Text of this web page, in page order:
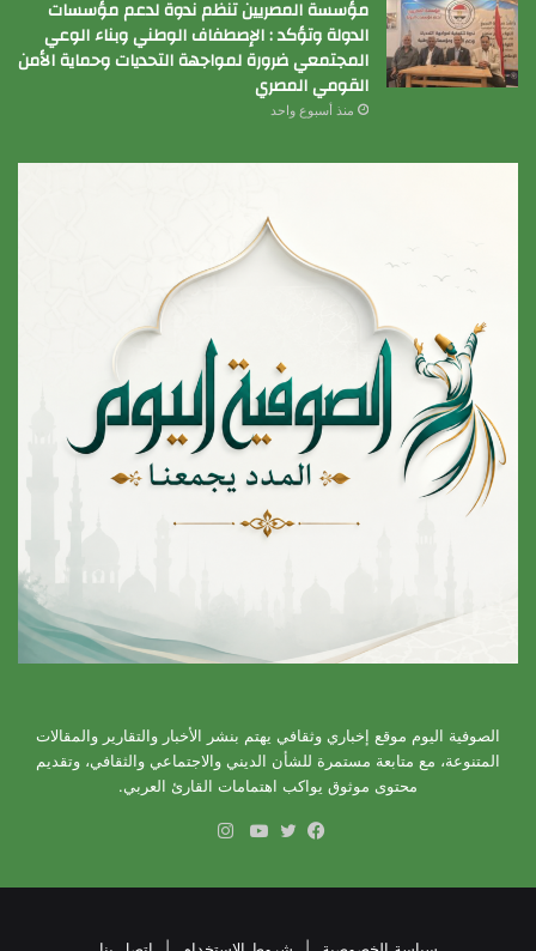
مؤسسة المصريين تنظم ندوة لدعم مؤسسات
الدولة وتؤكد : الإصطفاف الوطني وبناء الوعي
المجتمعي ضرورة لمواجهة التحديات وحماية الأمن
القومي المصري
منذ أسبوع واحد
الصوفية اليوم موقع إخباري وثقافي يهتم بنشر الأخبار والتقارير والمقالات
المتنوعة، مع متابعة مستمرة للشأن الديني والاجتماعي والثقافي، وتقديم
محتوى موثوق يواكب اهتمامات القارئ العربي.